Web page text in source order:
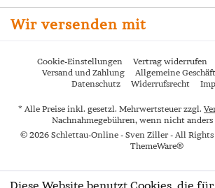
Wir versenden mit
Cookie-Einstellungen Vertrag widerrufen
Versand und Zahlung
Allgemeine
Datenschutz
Widerrufsrecht
* Alle Preise inkl. gesetzl. Mehrwertsteuer zzgl.
Nachnahmegebühren, wenn nicht anders
© 2026 Schlettau-Online - Sven Ziller - All Rights
ThemeWare®
Diese Website benutzt Cookies, die